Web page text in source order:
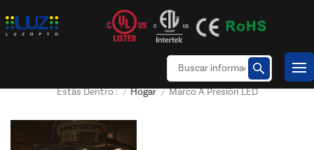
Estás Dentro : / Hogar / Marco A Presión LED